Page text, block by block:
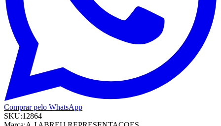
Comprar pelo WhatsApp
SKU:12864